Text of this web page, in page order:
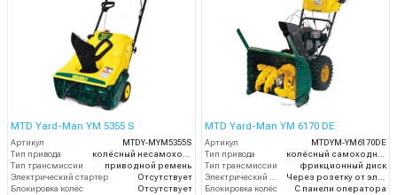
MTD Yard-Man YM 5355 S
Артикул
MTDY-MYM5355S
Тип привода
колёсный несамоходный
Тип трансмиссии
приводной ремень
Электрический стартер
Отсутствует
Блокировка колёс
Отсутствует
MTD Yard-Man YM 6170 DE
Артикул
MTDYM-YM6170DE
Тип привода
колёсный самоходный
Тип трансмиссии
фрикционный диск
Электрический стартер
Через розетку от электросети
Блокировка колёс
С панели оператора